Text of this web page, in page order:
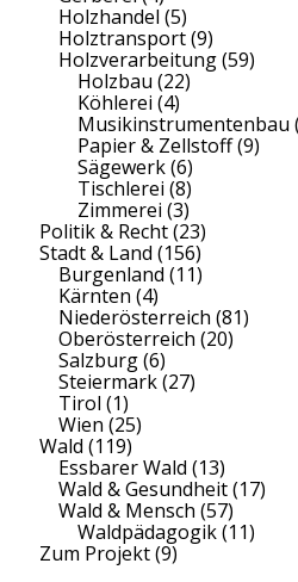
Holzhandel (5)
Holztransport(9)
Holzverarbeitung(59)
Holzbau (22)
Köhlerei (4)
Musikinstrumentenbau
Papier & Zellstoff(9)
Sägewerk(6)
Tischlerei (8)
Zimmerei (3)
Politik & Recht(23)
Stadt & Land (156)
Burgenland (11)
Kärnten (4)
Niederösterreich (81)
Oberösterreich (20)
Salzburg(6)
Steiermark(27)
Tirol (1)
Wien (25)
Wald (119)
Essbarer Wald (13)
Wald & Gesundheit(17)
Wald & Mensch (57)
Waldpädagogik(11)
Zum Projekt(9)